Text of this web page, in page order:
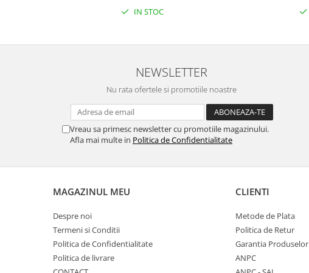
IN STOC
NEWSLETTER
Nu rata ofertele si promotiile noastre
Vreau sa primesc newsletter cu promotiile magazinului.
Afla mai multe in Politica de Confidentialitate
MAGAZINUL MEU
Despre noi
Termeni si Conditii
Politica de Confidentialitate
Politica de livrare
CLIENTI
Metode de Plata
Politica de Retur
Garantia Produselor
ANPC